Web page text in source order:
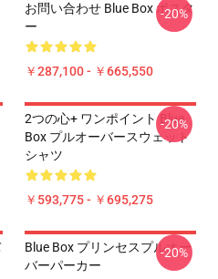
お問い合わせ Blue Box ポスタ
ー
￥287,100 - ￥665,550
-20%
2つの心+ ワンポイント Blue
Box プルオーバースウェット
シャツ
￥593,775 - ￥695,275
-20%
Blue Box プリンセスプルオー
バーパーカー
-20%